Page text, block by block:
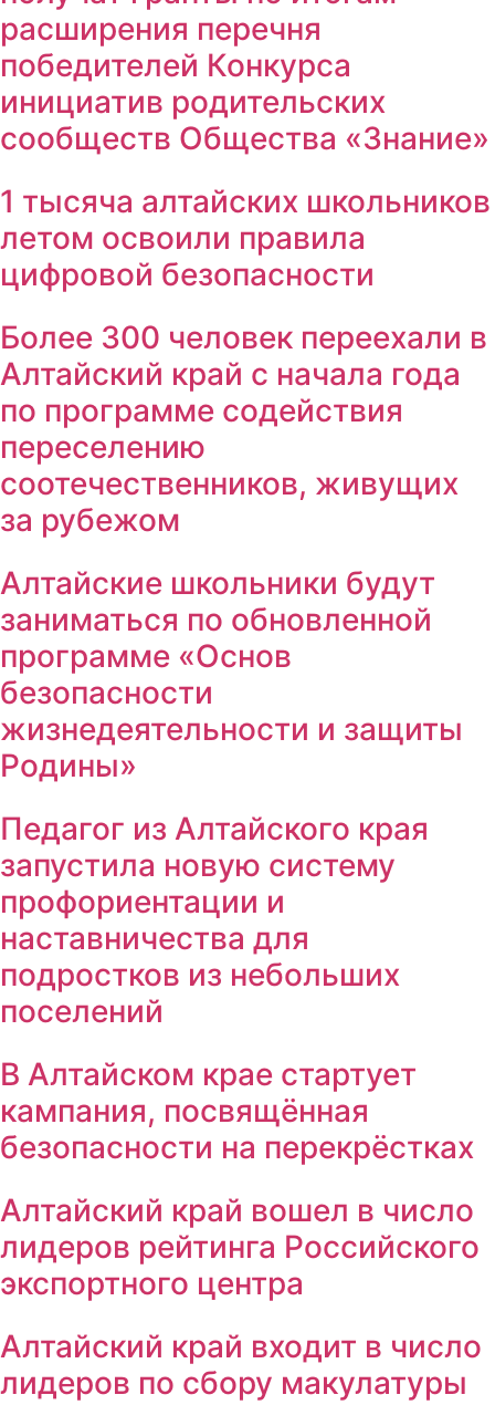
расширения перечня
победителей Конкурса
инициатив родительских
сообществ Общества «Знание»
1 тысяча алтайских школьников
летом освоили правила
цифровой безопасности
Более 300 человек переехали в
Алтайский край с начала года
по программе содействия
переселению
соотечественников, живущих
за рубежом
Алтайские школьники будут
заниматься по обновленной
программе «Основ
безопасности
жизнедеятельности и защиты
Родины»
Педагог из Алтайского края
запустила новую систему
профориентации и
наставничества для
подростков из небольших
поселений
В Алтайском крае стартует
кампания, посвящённая
безопасности на перекрёстках
Алтайский край вошел в число
лидеров рейтинга Российского
экспортного центра
Алтайский край входит в число
лидеров по сбору макулатуры